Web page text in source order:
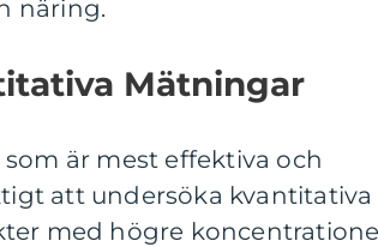
näring.
Mätningar
är mest effektiva och
att undersöka kvantitativa
med högre